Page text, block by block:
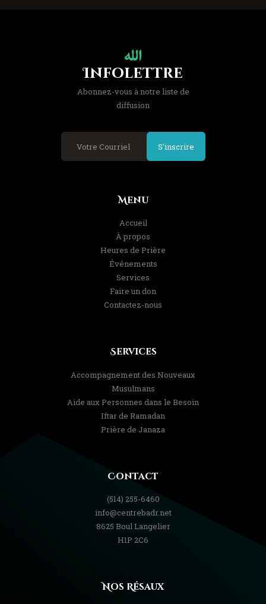
Infolettre
Abonnez-vous à notre liste de
diffusion
S'inscrire
Menu
Accueil
À propos
Heures de Prière
Événements
Services
Faire un don
Contactez-nous
Services
Accompagnement des Nouveaux
Musulmans
Aide aux Personnes dans le Besoin
Iftar de Ramadan
Prière de Janaza
Contact
(514) 255-6460
info@centrebadr.net
8625 Boul Langelier
H1P 2C6
Nos Résaux